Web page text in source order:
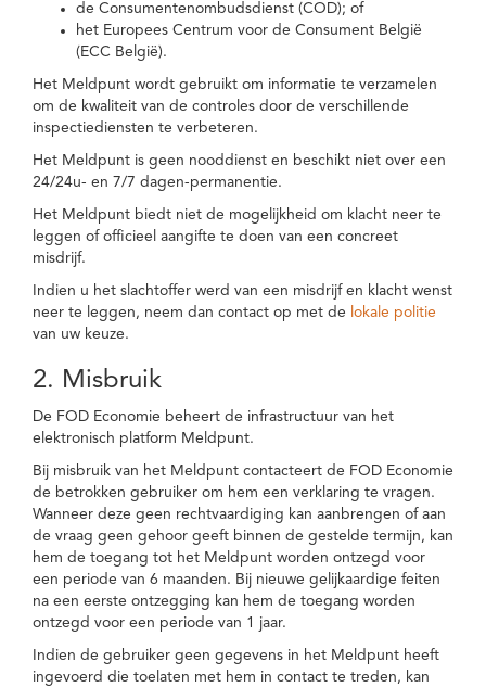
de Consumentenombudsdienst (COD); of
het Europees Centrum voor de Consument België
(ECC België).
Het Meldpunt wordt gebruikt om informatie te verzamelen
om de kwaliteit van de controles door de verschillende
inspectiediensten te verbeteren.
Het Meldpunt is geen nooddienst en beschikt niet over een
24/24u- en 7/7 dagen-permanentie.
Het Meldpunt biedt niet de mogelijkheid om klacht neer te
leggen of officieel aangifte te doen van een concreet
misdrijf.
Indien u het slachtoffer werd van een misdrijf en klacht wenst
neer te leggen, neem dan contact op met de lokale politie
van uw keuze.
2. Misbruik
De FOD Economie beheert de infrastructuur van het
elektronisch platform Meldpunt.
Bij misbruik van het Meldpunt contacteert de FOD Economie
de betrokken gebruiker om hem een verklaring te vragen.
Wanneer deze geen rechtvaardiging kan aanbrengen of aan
de vraag geen gehoor geeft binnen de gestelde termijn, kan
hem de toegang tot het Meldpunt worden ontzegd voor
een periode van 6 maanden. Bij nieuwe gelijkaardige feiten
na een eerste ontzegging kan hem de toegang worden
ontzegd voor een periode van 1 jaar.
Indien de gebruiker geen gegevens in het Meldpunt heeft
ingevoerd die toelaten met hem in contact te treden, kan